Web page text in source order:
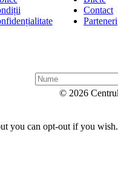
Contact
Parteneri
N
u
© 2026
you can opt-out if you wish.